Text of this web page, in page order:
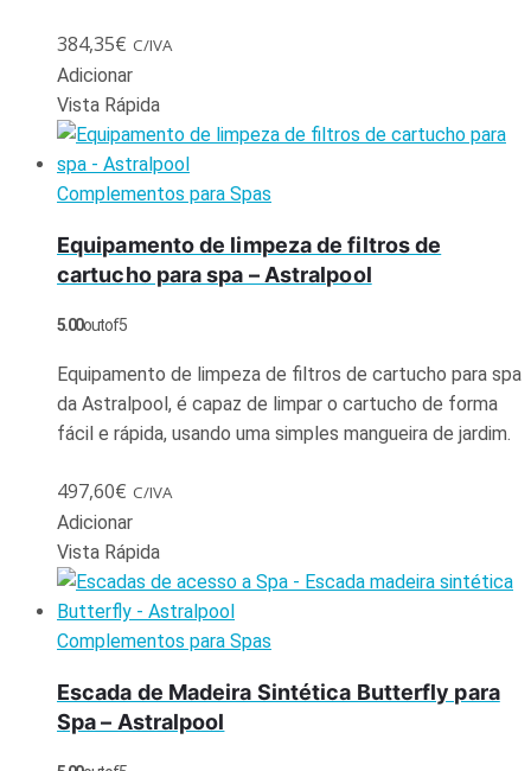
384,35€ C/IVA
Adicionar
Vista Rápida
Complementos para Spas
Equipamento de limpeza de filtros de
cartucho para spa – Astralpool
5.00out of 5
Equipamento de limpeza de filtros de cartucho para spa
da Astralpool, é capaz de limpar o cartucho de forma
fácil e rápida, usando uma simples mangueira de jardim.
497,60€ C/IVA
Adicionar
Vista Rápida
Complementos para Spas
Escada de Madeira Sintética Butterfly para
Spa – Astralpool